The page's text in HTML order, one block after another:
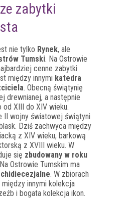
zabytki
nie tylko Rynek, ale
Tumski. Na Ostrowie
cenne zabytki
między innymi katedra
. Obecną świątynię
drewnianej, a następnie
od XIII do XIV wieku.
II wojny światowej świątyni
Dziś zachwyca między
z XIV wieku, barkową
z XVIII wieku. W
się zbudowany w roku
Ostrowie Tumskim ma
. W zbiorach
innymi kolekcja
i bogata kolekcja ikon.